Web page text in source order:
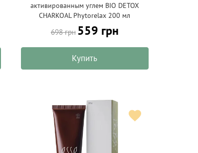
активированным углем BIO DETOX
CHARKOAL Phytorelax 200 мл
698 грн 559 грн
Купить